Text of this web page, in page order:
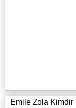
Emile Zola Kimdir